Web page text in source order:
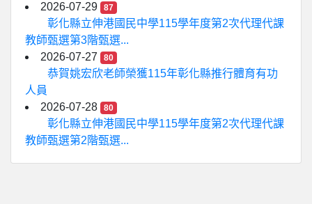
2026-07-29
87
彰化縣立伸港國民中學115學年度第2次代理代課
教師甄選第3階甄選...
2026-07-27
80
恭賀姚宏欣老師榮獲115年彰化縣推行體育有功
人員
2026-07-28
80
彰化縣立伸港國民中學115學年度第2次代理代課
教師甄選第2階甄選...